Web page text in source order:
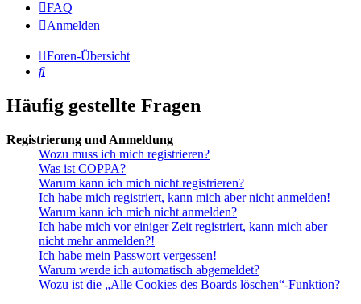
FAQ
Anmelden
Foren-Übersicht
Suche
Häufig gestellte Fragen
Registrierung und Anmeldung
Wozu muss ich mich registrieren?
Was ist COPPA?
Warum kann ich mich nicht registrieren?
Ich habe mich registriert, kann mich aber nicht anmelden!
Warum kann ich mich nicht anmelden?
Ich habe mich vor einiger Zeit registriert, kann mich aber
nicht mehr anmelden?!
Ich habe mein Passwort vergessen!
Warum werde ich automatisch abgemeldet?
Wozu ist die „Alle Cookies des Boards löschen“-Funktion?